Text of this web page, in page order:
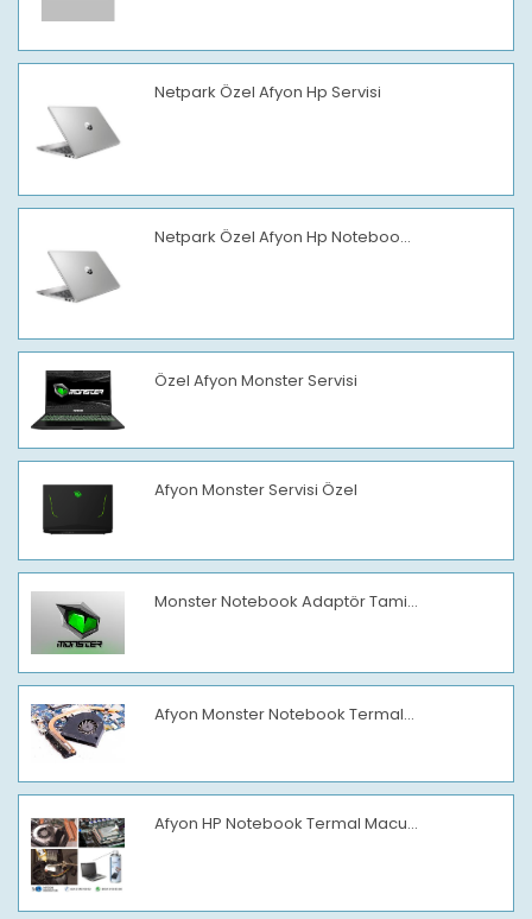
Netpark Özel Afyon Hp Servisi
Netpark Özel Afyon Hp Noteboo...
Özel Afyon Monster Servisi
Afyon Monster Servisi Özel
Monster Notebook Adaptör Tami...
Afyon Monster Notebook Termal...
Afyon HP Notebook Termal Macu...